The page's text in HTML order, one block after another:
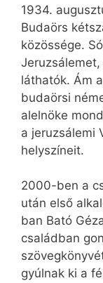
1934.
Budaörs
közössége.
láthatók. Ám
budaörsi
alelnöke
a jeruzsálemi
helyszíneit.
2000-ben a
után első
ban Bató
családban
gyúlnak ki a